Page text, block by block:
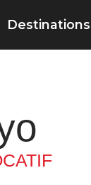
Destinations